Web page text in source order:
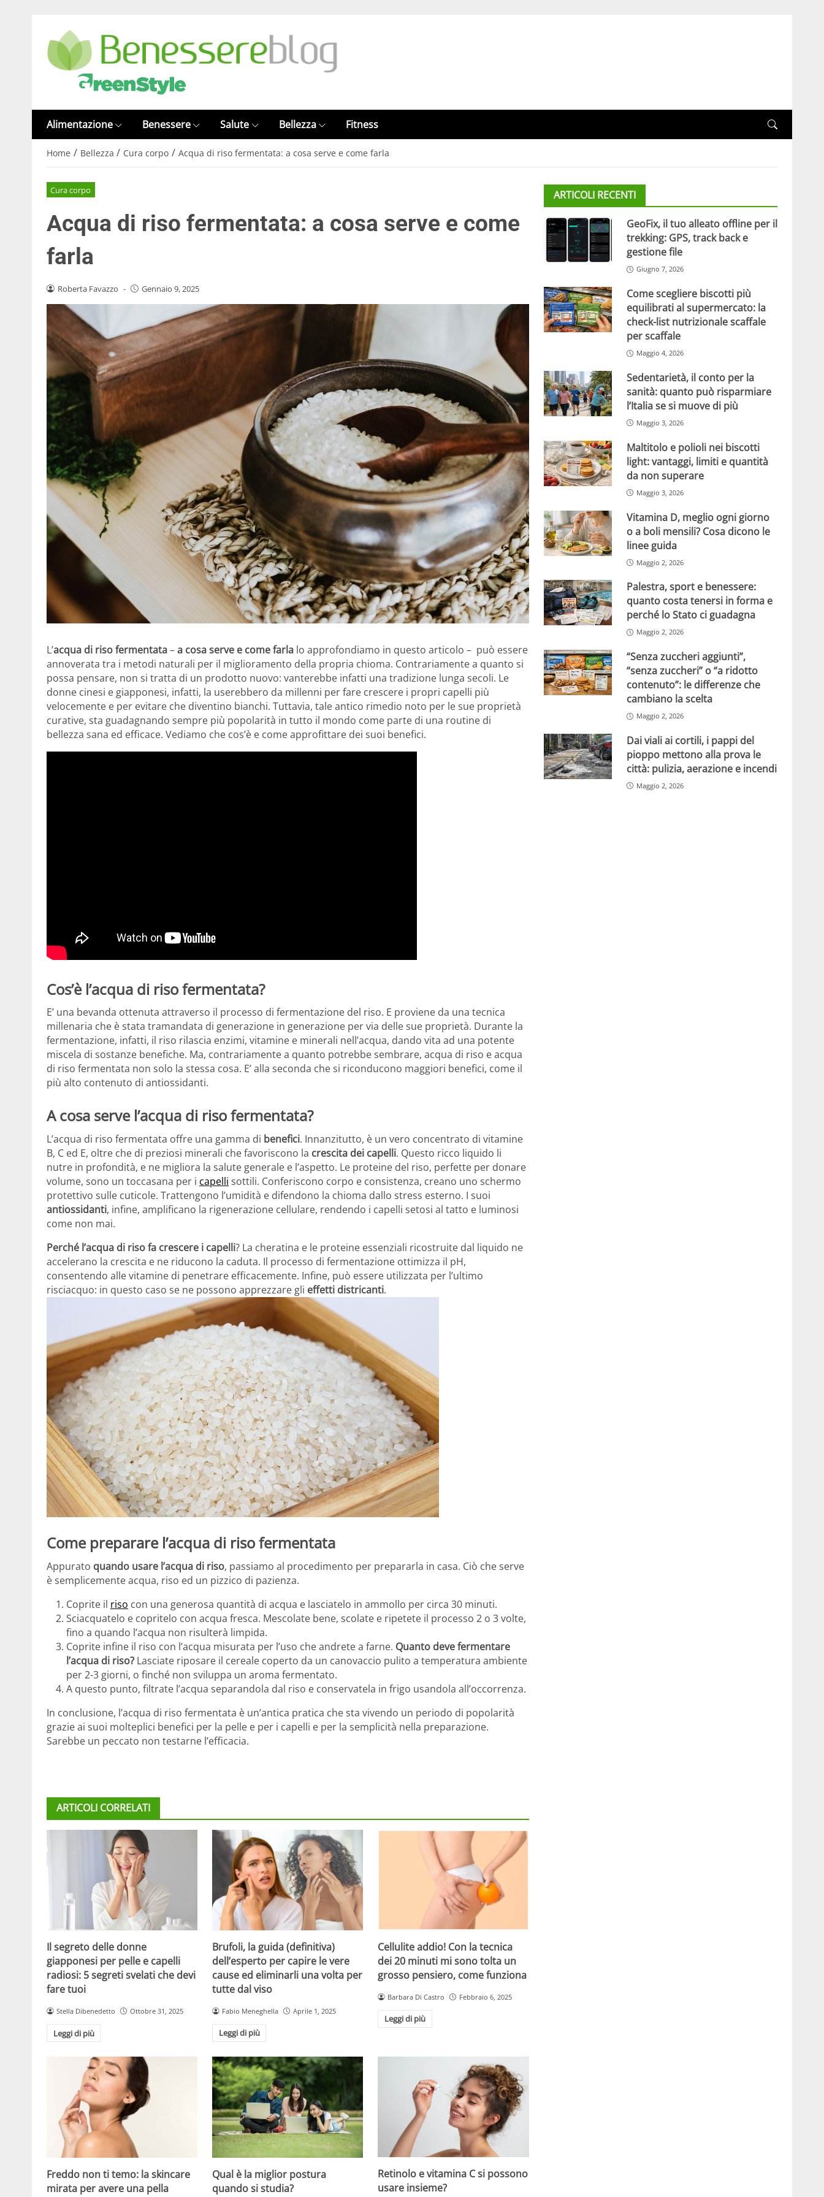
Alimentazione Benessere Salute Bellezza Fitness
Home / Bellezza / Cura corpo / Acqua di riso fermentata: a cosa serve e come farla
Cura corpo
Acqua di riso fermentata: a cosa serve e come
farla
Roberta Favazzo - Gennaio 9, 2025
L’acqua di riso fermentata–a cosa serve e come farla lo approfondiamo in questo articolo – può essere
annoverata tra i metodi naturali per il miglioramento della propria chioma. Contrariamente a quanto si
possa pensare, non si tratta di un prodotto nuovo: vanterebbe infatti una tradizione lunga secoli. Le
donne cinesi e giapponesi, infatti, la userebbero da millenni per fare crescere i propri capelli più
velocemente e per evitare che diventino bianchi. Tuttavia, tale antico rimedio noto per le sue proprietà
curative, sta guadagnando sempre più popolarità in tutto il mondo come parte di una routine di
bellezza sana ed efficace. Vediamo che cos’è e come approfittare dei suoi benefici.
Cos’è l’acqua di riso fermentata?
E’ una bevanda ottenuta attraverso il processo di fermentazione del riso. E proviene da una tecnica
millenaria che è stata tramandata di generazione in generazione per via delle sue proprietà. Durante la
fermentazione, infatti, il riso rilascia enzimi, vitamine e minerali nell’acqua, dando vita ad una potente
miscela di sostanze benefiche. Ma, contrariamente a quanto potrebbe sembrare, acqua di riso e acqua
di riso fermentata non solo la stessa cosa. E’ alla seconda che si riconducono maggiori benefici, come il
più alto contenuto di antiossidanti.
A cosa serve l’acqua di riso fermentata?
L’acqua di riso fermentata offre una gamma di benefici. Innanzitutto, è un vero concentrato di vitamine
B, C ed E, oltre che di preziosi minerali che favoriscono la crescita dei capelli. Questo ricco liquido li
nutre in profondità, e ne migliora la salute generale e l’aspetto. Le proteine del riso, perfette per donare
volume, sono un toccasana per i capelli sottili. Conferiscono corpo e consistenza, creano uno schermo
protettivo sulle cuticole. Trattengono l’umidità e difendono la chioma dallo stress esterno. I suoi
antiossidanti, infine, amplificano la rigenerazione cellulare, rendendo i capelli setosi al tatto e luminosi
come non mai.
Perché l’acqua di riso fa crescere i capelli? La cheratina e le proteine essenziali ricostruite dal liquido ne
accelerano la crescita e ne riducono la caduta. Il processo di fermentazione ottimizza il pH,
consentendo alle vitamine di penetrare efficacemente. Infine, può essere utilizzata per l’ultimo
risciacquo: in questo caso se ne possono apprezzare gli effetti districanti.
Come preparare l’acqua di riso fermentata
Appurato quando usare l’acqua di riso, passiamo al procedimento per prepararla in casa. Ciò che serve
è semplicementeacqua, riso ed un pizzico di pazienza.
Coprite il riso con una generosa quantità di acqua e lasciatelo in ammollo per circa 30 minuti.
Sciacquatelo e copritelo con acqua fresca. Mescolate bene, scolate e ripetete il processo 2 o 3 volte,
fino a quando l’acqua non risulterà limpida.
Coprite infine il riso con l’acqua misurata per l’uso che andrete a farne. Quanto deve fermentare
l’acqua di riso? Lasciate riposare il cereale coperto da un canovaccio pulito a temperatura ambiente
per 2-3 giorni, o finché non sviluppa un aroma fermentato.
A questo punto, filtrate l’acqua separandola dal riso e conservatela in frigo usandola all’occorrenza.
In conclusione, l’acqua di riso fermentata è un’antica pratica che sta vivendo un periodo di popolarità
grazie ai suoi molteplici benefici per la pelle e per i capelli e per la semplicità nella preparazione.
Sarebbe un peccato non testarne l’efficacia.
ARTICOLI CORRELATI
Il segreto delle donne
giapponesi per pelle e capelli
radiosi: 5 segreti svelati che devi
fare tuoi
Stella Dibenedetto Ottobre 31, 2025
Leggi di più
Brufoli, la guida (definitiva)
dell’esperto per capire le vere
cause ed eliminarli una volta per
tutte dal viso
Fabio Meneghella Aprile 1, 2025
Leggi di più
Cellulite addio! Con la tecnica
dei 20 minuti mi sono tolta un
grosso pensiero, come funziona
Barbara Di Castro Febbraio 6, 2025
Leggi di più
Freddo non ti temo: la skincare
mirata per avere una pella
Qual è la miglior postura
quando si studia?
Retinolo e vitamina C si possono
usare insieme?
ARTICOLI RECENTI
GeoFix, il tuo alleato offline per il
trekking: GPS, track back e
gestione file
Giugno 7, 2026
Come scegliere biscotti più
equilibrati al supermercato: la
check-list nutrizionale scaffale
per scaffale
Maggio 4, 2026
Sedentarietà, il conto per la
sanità: quanto può risparmiare
l’Italia se si muove di più
Maggio 3, 2026
Maltitolo e polioli nei biscotti
light: vantaggi, limiti e quantità
da non superare
Maggio 3, 2026
Vitamina D, meglio ogni giorno
o a boli mensili? Cosa dicono le
linee guida
Maggio 2, 2026
Palestra, sport e benessere:
quanto costa tenersi in forma e
perché lo Stato ci guadagna
Maggio 2, 2026
“Senza zuccheri aggiunti”,
“senza zuccheri” o “a ridotto
contenuto”: le differenze che
cambiano la scelta
Maggio 2, 2026
Dai viali ai cortili, i pappi del
pioppo mettono alla prova le
città: pulizia, aerazione e incendi
Maggio 2, 2026